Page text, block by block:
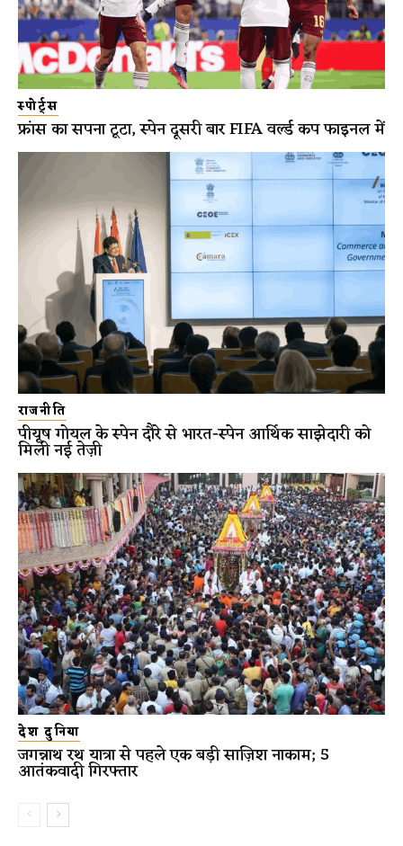
स्पोर्ट्स
फ्रांस का सपना टूटा, स्पेन दूसरी बार FIFA वर्ल्ड कप फाइनल में
राजनीति
पीयूष गोयल के स्पेन दौरे से भारत-स्पेन आर्थिक साझेदारी को
मिली नई तेज़ी
देश दुनिया
जगन्नाथ रथ यात्रा से पहले एक बड़ी साज़िश नाकाम; 5
आतंकवादी गिरफ्तार